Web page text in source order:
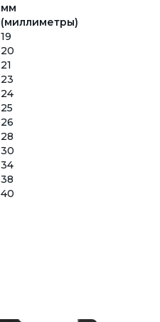
мм
(миллиметры)
19
20
21
23
24
25
26
28
30
34
38
40